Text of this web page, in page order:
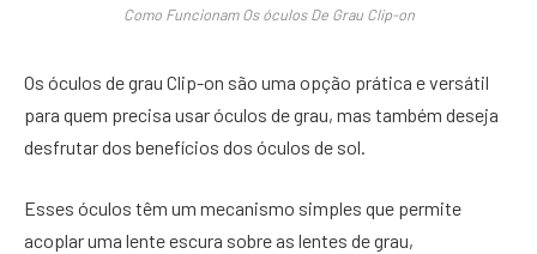
Como Funcionam Os óculos De Grau Clip-on
Os óculos de grau Clip-on são uma opção prática e versátil
para quem precisa usar óculos de grau, mas também deseja
desfrutar dos benefícios dos óculos de sol.
Esses óculos têm um mecanismo simples que permite
acoplar uma lente escura sobre as lentes de grau,